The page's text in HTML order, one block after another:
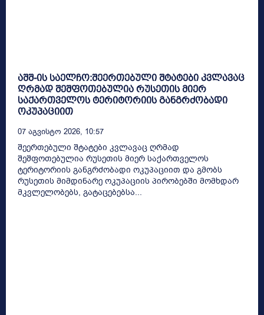
აშშ-ის საელჩო:შეერთებული შტატები კვლავაც
ღრმად შეშფოთებულია რუსეთის მიერ
საქართველოს ტერიტორიის განგრძობადი
ოკუპაციით
07 Აგვისტო 2026, 10:57
შეერთებული შტატები კვლავაც ღრმად
შეშფოთებულია რუსეთის მიერ საქართველოს
ტერიტორიის განგრძობადი ოკუპაციით და გმობს
რუსეთის მიმდინარე ოკუპაციის პირობებში მომხდარ
მკვლელობებს, გატაცებებსა...